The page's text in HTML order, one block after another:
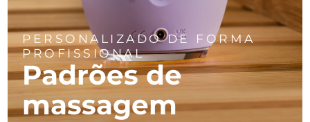
PERSONALIZADO DE FORMA
PROFISSIONAL
Padrões de
massagem